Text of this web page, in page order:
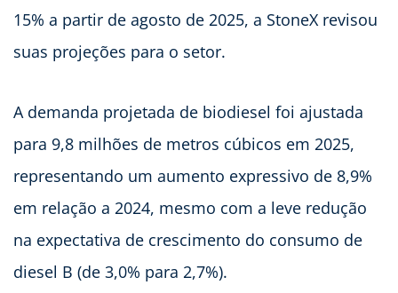
15% a partir de agosto de 2025, a StoneX revisou
suas projeções para o setor.
A demanda projetada de biodiesel foi ajustada
para 9,8 milhões de metros cúbicos em 2025,
representando um aumento expressivo de 8,9%
em relação a 2024, mesmo com a leve redução
na expectativa de crescimento do consumo de
diesel B (de 3,0% para 2,7%).